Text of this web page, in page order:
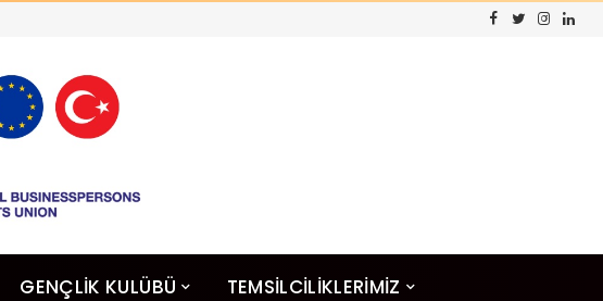
GENÇLİK KULÜBÜ TEMSİLCİLİKLERİMİZ